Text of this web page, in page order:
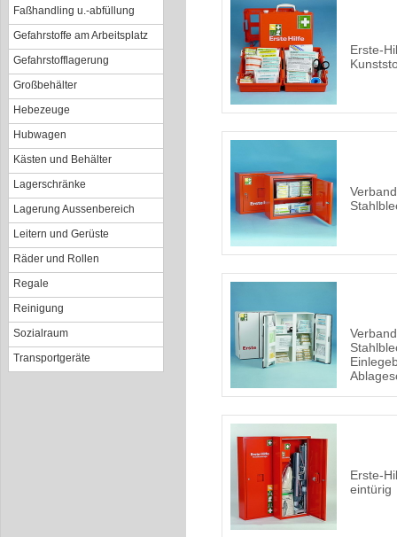
Faßhandling u.-abfüllung
Gefahrstoffe am Arbeitsplatz
Gefahrstofflagerung
Großbehälter
Hebezeuge
Hubwagen
Kästen und Behälter
Lagerschränke
Lagerung Aussenbereich
Leitern und Gerüste
Räder und Rollen
Regale
Reinigung
Sozialraum
Transportgeräte
Erste-
Erste-
eintürig